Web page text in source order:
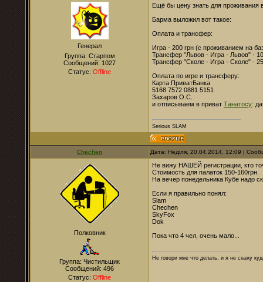
Генерал
Группа: Старпом
Сообщений: 1027
Статус: Offline
Ещё бы цену знать для проживания
Барма выложил вот такое:
Оплата и трансфер:
Игра - 200 грн (с проживанием на
Трансфер "Львов - Игра - Львов" -
Трансфер "Сколе - Игра - Сколе" -
Оплата по игре и трансферу:
Карта ПриватБанка
5168 7572 0881 5151
Захаров О.С.
и отписываем в приват Танатосу:
Serious SLAM
Chechen Дата: Неділя, 20.04.2014, 12:09 |
Полковник
Группа: Чистильщик
Сообщений: 496
Статус: Offline
Не вижу НАШЕЙ регистрации, кто
Стоимость для палаток 150-160грн.
На вечер понедельника Кубе надо
Если я правильно понял:
Slam
Chechen
SkyFox
Dok
Пока что 4 чел, очень мало...
Не говори мне что делать, и я не скажу